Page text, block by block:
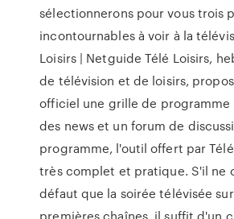
sélectionnerons pour vous trois
incontournables à voir à la
Loisirs | Netguide Télé Loisirs,
de télévision et de loisirs,
officiel une grille de programme
des news et un forum de
programme, l'outil offert par
très complet et pratique. S'il ne
défaut que la soirée télévisée
premières chaînes, il suffit d'un